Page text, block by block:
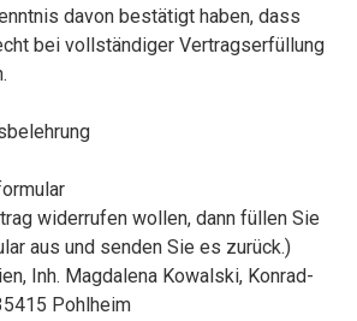
davon bestätigt haben, dass
bei vollständiger Vertragserfüllung
widerrufen wollen, dann füllen Sie
aus und senden Sie es zurück.)
Inh. Magdalena Kowalski, Konrad-
Pohlheim